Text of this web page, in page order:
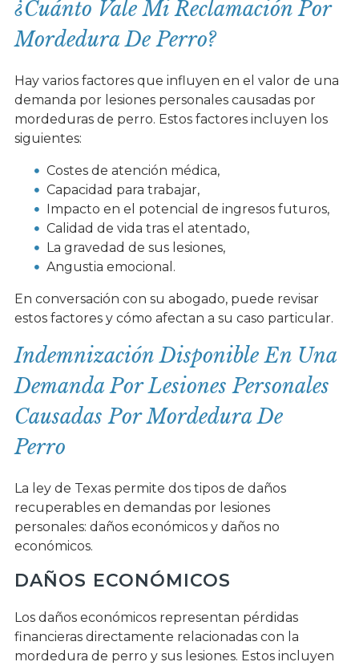
¿Cuánto Vale Mi Reclamación Por
Mordedura De Perro?
Hay varios factores que influyen en el valor de una
demanda por lesiones personales causadas por
mordeduras de perro. Estos factores incluyen los
siguientes:
Costes de atención médica,
Capacidad para trabajar,
Impacto en el potencial de ingresos futuros,
Calidad de vida tras el atentado,
La gravedad de sus lesiones,
Angustia emocional.
En conversación con su abogado, puede revisar
estos factores y cómo afectan a su caso particular.
Indemnización Disponible En Una
Demanda Por Lesiones Personales
Causadas Por Mordedura De
Perro
La ley de Texas permite dos tipos de daños
recuperables en demandas por lesiones
personales: daños económicos y daños no
económicos.
DAÑOS ECONÓMICOS
Los daños económicos representan pérdidas
financieras directamente relacionadas con la
mordedura de perro y sus lesiones. Estos incluyen